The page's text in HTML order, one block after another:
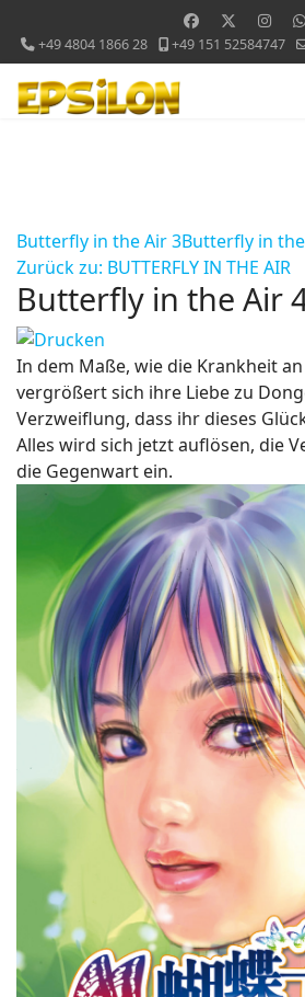
+49 4804 1866 28 +49 151 52584747
Butterfly in the Air 3Butterfly in
Zurück zu: BUTTERFLY IN THE AIR
Butterfly in the Air
In dem Maße, wie die Krankheit
vergrößert sich ihre Liebe zu
Verzweiflung, dass ihr dieses
Alles wird sich jetzt auflösen, die
die Gegenwart ein.